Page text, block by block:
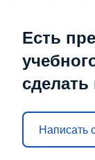
Есть
Написать